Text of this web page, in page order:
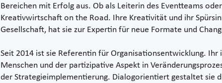
Bereichen mit Erfolg aus. Ob als Leiterin des Eventteams
Kreativwirtschaft on the Road. Ihre Kreativität und ihr
Gesellschaft, hat sie zur Expertin für neue Formate und
Seit 2014 ist sie Referentin für Organisationsentwicklung. Ihr
Menschen und der partizipative Aspekt in
der Strategieimplementierung. Dialogorientiert gestaltet sie